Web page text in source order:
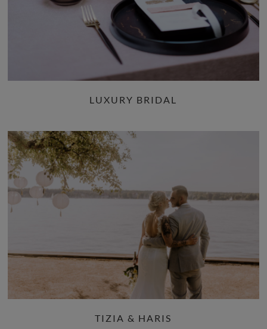
LUXURY BRIDAL
TIZIA & HARIS